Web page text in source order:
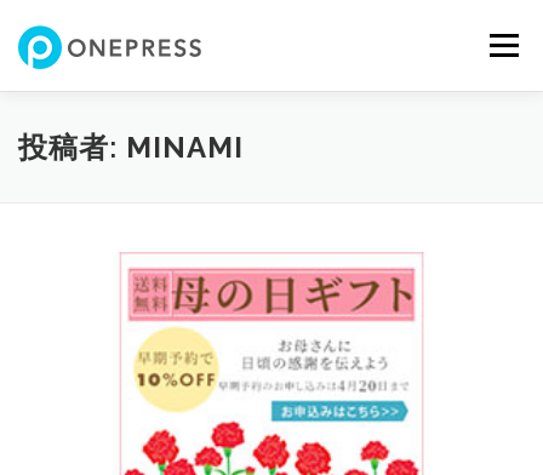
メニュー
私について サービス内容
投稿者: MINAMI